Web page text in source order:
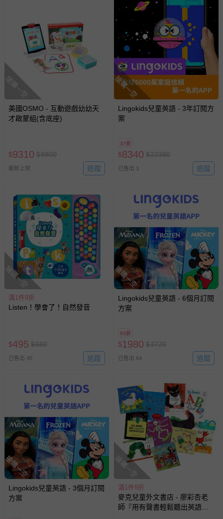
搶購一空
美國OSMO - 互動遊戲幼幼天
才啟蒙組(含底座)
$9310 $9800
最新上架 追蹤
搶購一空
Lingokids兒童英語 - 3年訂閱方
案
37折
$8340 $22380
已售出 3 追蹤
搶購一空
滿1件9折
Listen！學會了！自然發音
$495 $680
已售出 45 追蹤
搶購一空
Lingokids兒童英語 - 6個月訂閱
方案
53折
$1980 $3720
已售出 64 追蹤
搶購一空
Lingokids兒童英語 - 3個月訂閱
方案
搶購一空
滿1件9折
麥克兒童外文書店 - 廖彩杏老
師『用有聲書輕鬆聽出英語